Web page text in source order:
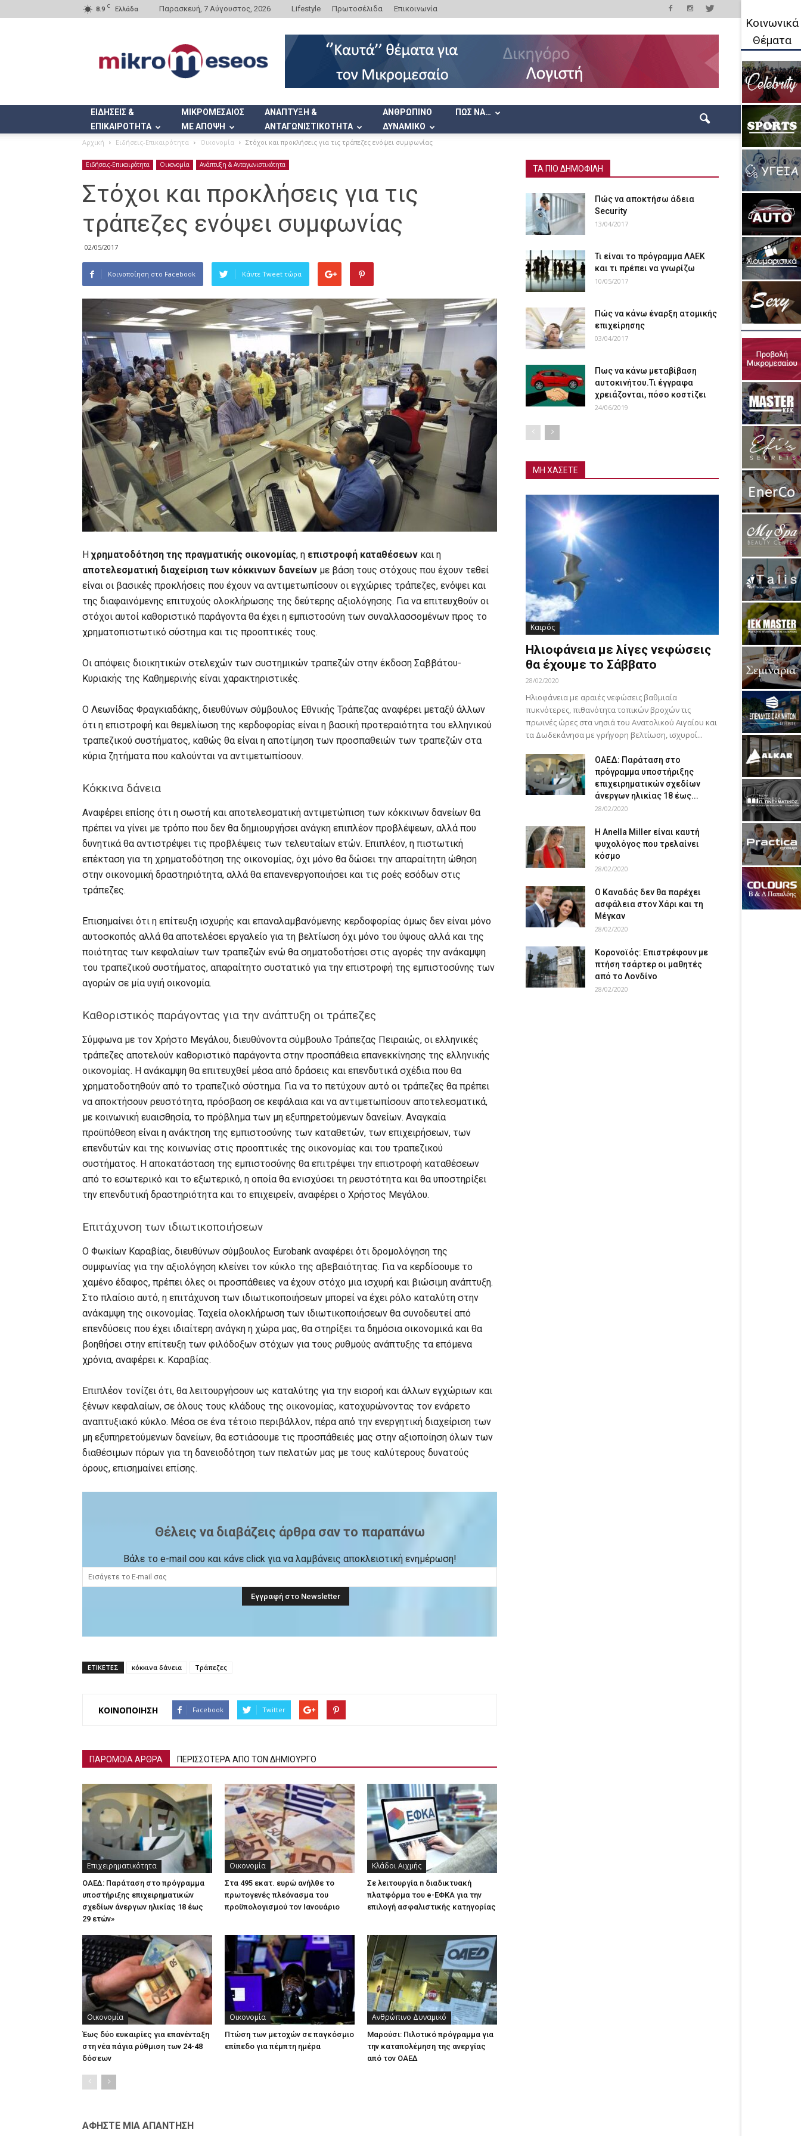
8.9 C Ελλάδα Παρασκευή, 7 Αύγουστος, 2026 Lifestyle Πρωτοσέλιδα Επικοινωνία
ΕΙΔΗΣΕΙΣ &
ΕΠΙΚΑΙΡΟΤΗΤΑ
ΜΙΚΡΟΜΕΣΑΙΟΣ
ΜΕ ΑΠΟΨΗ
ΑΝΑΠΤΥΞΗ &
ΑΝΤΑΓΩΝΙΣΤΙΚΟΤΗΤΑ
ΑΝΘΡΩΠΙΝΟ
ΔΥΝΑΜΙΚΟ
ΠΩΣ ΝΑ…
Αρχική Ειδήσεις-Επικαιρότητα Οικονομία Στόχοι και προκλήσεις για τις τράπεζες ενόψει συμφωνίας
Ειδήσεις-Επικαιρότητα Οικονομία Ανάπτυξη & Ανταγωνιστικότητα
Στόχοι και προκλήσεις για τις
τράπεζες ενόψει συμφωνίας
02/05/2017
Κοινοποίηση στο Facebook Κάντε Tweet τώρα
Ηχρηματοδότηση της πραγματικής οικονομίας, η επιστροφή καταθέσεων και η
αποτελεσματική διαχείριση των κόκκινων δανείων με βάση τους στόχους που έχουν τεθεί
είναι οι βασικές προκλήσεις που έχουν να αντιμετωπίσουν οι εγχώριες τράπεζες, ενόψει και
της διαφαινόμενης επιτυχούς ολοκλήρωσης της δεύτερης αξιολόγησης. Για να επιτευχθούν οι
στόχοι αυτοί καθοριστικό παράγοντα θα έχει η εμπιστοσύνη των συναλλασσομένων προς το
χρηματοπιστωτικό σύστημα και τις προοπτικές τους.
Οι απόψεις διοικητικών στελεχών των συστημικών τραπεζών στην έκδοση Σαββάτου-
Κυριακής της Καθημερινής είναι χαρακτηριστικές.
Ο Λεωνίδας Φραγκιαδάκης, διευθύνων σύμβουλος Εθνικής Τράπεζας αναφέρει μεταξύ άλλων
ότι η επιστροφή και θεμελίωση της κερδοφορίας είναι η βασική προτεραιότητα του ελληνικού
τραπεζικού συστήματος, καθώς θα είναι η αποτίμηση των προσπαθειών των τραπεζών στα
κύρια ζητήματα που καλούνται να αντιμετωπίσουν.
Κόκκινα δάνεια
Αναφέρει επίσης ότι η σωστή και αποτελεσματική αντιμετώπιση των κόκκινων δανείων θα
πρέπει να γίνει με τρόπο που δεν θα δημιουργήσει ανάγκη επιπλέον προβλέψεων, αλλά που
δυνητικά θα αντιστρέψει τις προβλέψεις των τελευταίων ετών. Επιπλέον, η πιστωτική
επέκταση για τη χρηματοδότηση της οικονομίας, όχι μόνο θα δώσει την απαραίτητη ώθηση
στην οικονομική δραστηριότητα, αλλά θα επανενεργοποιήσει και τις ροές εσόδων στις
τράπεζες.
Επισημαίνει ότι η επίτευξη ισχυρής και επαναλαμβανόμενης κερδοφορίας όμως δεν είναι μόνο
αυτοσκοπός αλλά θα αποτελέσει εργαλείο για τη βελτίωση όχι μόνο του ύψους αλλά και της
ποιότητας των κεφαλαίων των τραπεζών ενώ θα σηματοδοτήσει στις αγορές την ανάκαμψη
του τραπεζικού συστήματος, απαραίτητο συστατικό για την επιστροφή της εμπιστοσύνης των
αγορών σε μία υγιή οικονομία.
Καθοριστικός παράγοντας για την ανάπτυξη οι τράπεζες
Σύμφωνα με τον Χρήστο Μεγάλου, διευθύνοντα σύμβουλο Τράπεζας Πειραιώς, οι ελληνικές
τράπεζες αποτελούν καθοριστικό παράγοντα στην προσπάθεια επανεκκίνησης της ελληνικής
οικονομίας. Η ανάκαμψη θα επιτευχθεί μέσα από δράσεις και επενδυτικά σχέδια που θα
χρηματοδοτηθούν από το τραπεζικό σύστημα. Για να το πετύχουν αυτό οι τράπεζες θα πρέπει
να αποκτήσουν ρευστότητα, πρόσβαση σε κεφάλαια και να αντιμετωπίσουν αποτελεσματικά,
με κοινωνική ευαισθησία, το πρόβλημα των μη εξυπηρετούμενων δανείων. Αναγκαία
προϋπόθεση είναι η ανάκτηση της εμπιστοσύνης των καταθετών, των επιχειρήσεων, των
επενδυτών και της κοινωνίας στις προοπτικές της οικονομίας και του τραπεζικού
συστήματος. Η αποκατάσταση της εμπιστοσύνης θα επιτρέψει την επιστροφή καταθέσεων
από το εσωτερικό και το εξωτερικό, η οποία θα ενισχύσει τη ρευστότητα και θα υποστηρίξει
την επενδυτική δραστηριότητα και το επιχειρείν, αναφέρει ο Χρήστος Μεγάλου.
Επιτάχυνση των ιδιωτικοποιήσεων
Ο Φωκίων Καραβίας, διευθύνων σύμβουλος Eurobank αναφέρει ότι δρομολόγηση της
συμφωνίας για την αξιολόγηση κλείνει τον κύκλο της αβεβαιότητας. Για να κερδίσουμε το
χαμένο έδαφος, πρέπει όλες οι προσπάθειες να έχουν στόχο μια ισχυρή και βιώσιμη ανάπτυξη.
Στο πλαίσιο αυτό, η επιτάχυνση των ιδιωτικοποιήσεων μπορεί να έχει ρόλο καταλύτη στην
ανάκαμψη της οικονομίας. Ταχεία ολοκλήρωση των ιδιωτικοποιήσεων θα συνοδευτεί από
επενδύσεις που έχει ιδιαίτερη ανάγκη η χώρα μας, θα στηρίξει τα δημόσια οικονομικά και θα
βοηθήσει στην επίτευξη των φιλόδοξων στόχων για τους ρυθμούς ανάπτυξης τα επόμενα
χρόνια, αναφέρει κ. Καραβίας.
Επιπλέον τονίζει ότι, θα λειτουργήσουν ως καταλύτης για την εισροή και άλλων εγχώριων και
ξένων κεφαλαίων, σε όλους τους κλάδους της οικονομίας, κατοχυρώνοντας τον ενάρετο
αναπτυξιακό κύκλο. Μέσα σε ένα τέτοιο περιβάλλον, πέρα από την ενεργητική διαχείριση των
μη εξυπηρετούμενων δανείων, θα εστιάσουμε τις προσπάθειές μας στην αξιοποίηση όλων των
διαθέσιμων πόρων για τη δανειοδότηση των πελατών μας με τους καλύτερους δυνατούς
όρους, επισημαίνει επίσης.
Θέλεις να διαβάζεις άρθρα σαν το παραπάνω
Βάλε το e-mail σου και κάνε click για να λαμβάνεις αποκλειστική ενημέρωση!
ΕΤΙΚΕΤΕΣ κόκκινα δάνεια Τράπεζες
ΚΟΙΝΟΠΟΙΗΣΗ Facebook Twitter
ΠΑΡΟΜΟΙΑ ΑΡΘΡΑ ΠΕΡΙΣΣΟΤΕΡΑ ΑΠΟ ΤΟΝ ΔΗΜΙΟΥΡΓΟ
Επιχειρηματικότητα
ΟΑΕΔ: Παράταση στο πρόγραμμα
υποστήριξης επιχειρηματικών
σχεδίων άνεργων ηλικίας 18 έως
29 ετών»
Οικονομία
Στα 495 εκατ. ευρώ ανήλθε το
πρωτογενές πλεόνασμα του
προϋπολογισμού τον Ιανουάριο
Κλάδοι Αιχμής
Σε λειτουργία n διαδικτυακή
πλατφόρμα του e-ΕΦΚΑ για την
επιλογή ασφαλιστικής κατηγορίας
Οικονομία
Έως δύο ευκαιρίες για επανένταξη
στη νέα πάγια ρύθμιση των 24-48
δόσεων
Οικονομία
Πτώση των μετοχών σε παγκόσμιο
επίπεδο για πέμπτη ημέρα
Ανθρώπινο Δυναμικό
Μαρούσι: Πιλοτικό πρόγραμμα για
την καταπολέμηση της ανεργίας
από τον ΟΑΕΔ
ΑΦΗΣΤΕ ΜΙΑ ΑΠΑΝΤΗΣΗ
ΤΑ ΠΙΟ ΔΗΜΟΦΙΛΗ
Πώς να αποκτήσω άδεια
Security
13/04/2017
Τι είναι το πρόγραμμα ΛΑΕΚ
και τι πρέπει να γνωρίζω
10/05/2017
Πώς να κάνω έναρξη ατομικής
επιχείρησης
03/04/2017
Πως να κάνω μεταβίβαση
αυτοκινήτου.Τι έγγραφα
χρειάζονται, πόσο κοστίζει
24/06/2019
ΜΗ ΧΑΣΕΤΕ
Καιρός
Ηλιοφάνεια με λίγες νεφώσεις
θα έχουμε το Σάββατο
28/02/2020
Ηλιοφάνεια με αραιές νεφώσεις βαθμιαία
πυκνότερες, πιθανότητα τοπικών βροχών τις
πρωινές ώρες στα νησιά του Ανατολικού Αιγαίου και
τα Δωδεκάνησα με γρήγορη βελτίωση, ισχυροί...
ΟΑΕΔ: Παράταση στο
πρόγραμμα υποστήριξης
επιχειρηματικών σχεδίων
άνεργων ηλικίας 18 έως...
28/02/2020
Η Anella Miller είναι καυτή
ψυχολόγος που τρελαίνει
κόσμο
28/02/2020
Ο Καναδάς δεν θα παρέχει
ασφάλεια στον Χάρι και τη
Μέγκαν
28/02/2020
Κορονοϊός: Επιστρέφουν με
πτήση τσάρτερ οι μαθητές
από το Λονδίνο
28/02/2020
Κοινωνικά
Θέματα